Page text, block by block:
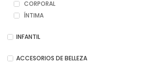
CORPORAL
ÍNTIMA
INFANTIL
ACCESORIOS DE BELLEZA